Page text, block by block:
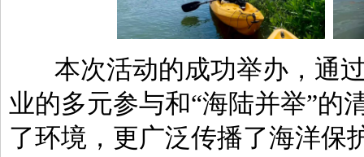
本次活动的成功举办，通
业的多元参与和“海陆并举”的
了环境，更广泛传播了海洋保